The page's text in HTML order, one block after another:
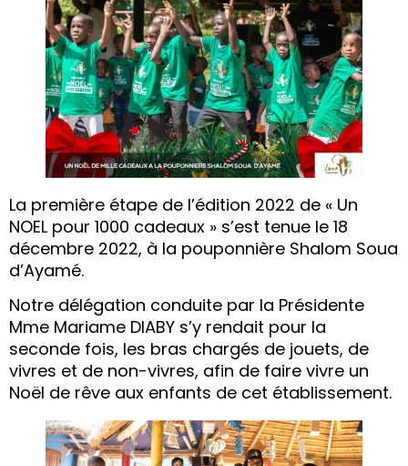
La première étape de l’édition 2022 de « Un
NOEL pour 1000 cadeaux » s’est tenue le 18
décembre 2022, à la pouponnière Shalom Soua
d’Ayamé.
Notre délégation conduite par la Présidente
Mme Mariame DIABY s’y rendait pour la
seconde fois, les bras chargés de jouets, de
vivres et de non-vivres, afin de faire vivre un
Noël de rêve aux enfants de cet établissement.